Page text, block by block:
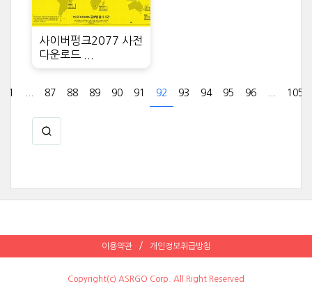
사이버펑크2077 사전
다운로드 ...
1 87 88 89 90 91 92 93 94 95 96 105
이용약관 개인정보취급방침
Copyright(c) ASRGO Corp. All Right Reserved